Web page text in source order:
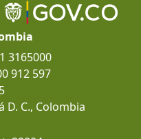
3165000
912 597
C., Colombia